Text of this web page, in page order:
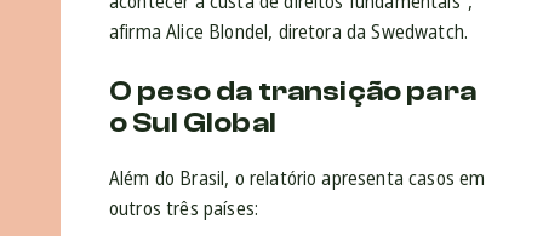
afirma Alice Blondel, diretora da Swedwatch.
O peso da transição para
o Sul Global
Além do Brasil, o relatório apresenta casos em
outros três países: